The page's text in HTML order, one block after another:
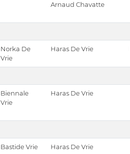
Arnaud Chavatte
Norka De
Vrie
Haras De Vrie
Biennale
Vrie
Haras De Vrie
Bastide Vrie Haras De Vrie